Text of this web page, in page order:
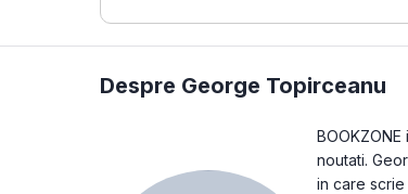
Despre George Topirceanu
noutati.
in care